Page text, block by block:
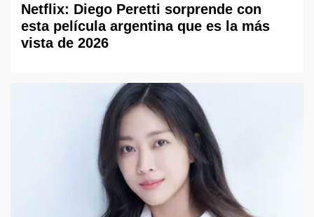
Netflix: Diego Peretti sorprende con
esta película argentina que es la más
vista de 2026